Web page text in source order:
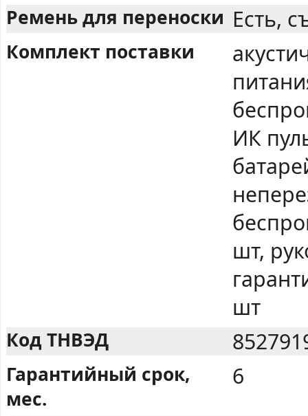
Ремень для переноски Есть,
Комплект поставки
ИК
шт,
шт
Код ТНВЭД
Гарантийный срок,
мес.
6